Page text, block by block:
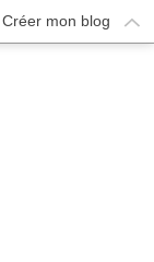
Créer mon blog